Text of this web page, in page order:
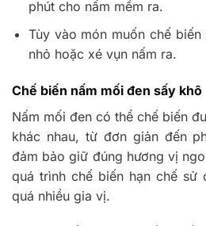
phút cho nấm mềm ra.
Tùy vào món muốn chế
nhỏ hoặc xé vụn nấm ra.
Chế biến nấm mối đen sấy khô
Nấm mối đen có thể chế biến
khác nhau, từ đơn giản đến
đảm bảo giữ đúng hương vị
quá trình chế biến hạn chế sử
quá nhiều gia vị.